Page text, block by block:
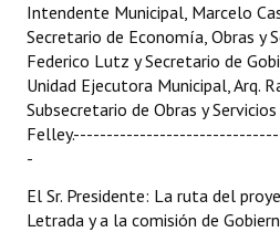
Intendente Municipal, Marcelo
Secretario de Economía, Obras y
Federico Lutz y Secretario de
Unidad Ejecutora Municipal, Arq.
Subsecretario de Obras y
-
El Sr. Presidente: La ruta del
Letrada y a la comisión de